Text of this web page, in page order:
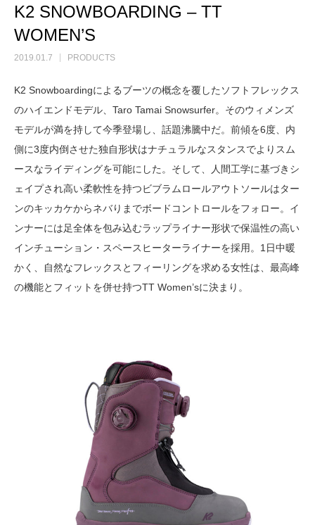
K2 SNOWBOARDING – TT
WOMEN’S
2019.01.7 PRODUCTS
K2 Snowboardingによるブーツの概念を覆したソフトフレックス
のハイエンドモデル、Taro Tamai Snowsurfer。そのウィメンズ
モデルが満を持して今季登場し、話題沸騰中だ。前傾を6度、内
側に3度内倒させた独自形状はナチュラルなスタンスでよりスム
ースなライディングを可能にした。そして、人間工学に基づきシ
ェイプされ高い柔軟性を持つビブラムロールアウトソールはター
ンのキッカケからネバりまでボードコントロールをフォロー。イ
ンナーには足全体を包み込むラップライナー形状で保温性の高い
インチューション・スペースヒーターライナーを採用。1日中暖
かく、自然なフレックスとフィーリングを求める女性は、最高峰
の機能とフィットを併せ持つTT Women’sに決まり。